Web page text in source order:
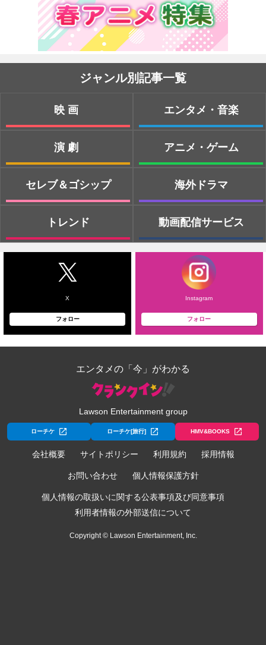
ジャンル別記事一覧
映画
演劇
セレブ＆ゴシップ
トレンド
エンタメ・音楽
アニメ・ゲーム
海外ドラマ
動画配信サービス
X
フォロー
Instagram
フォロー
エンタメの「今」がわかる
Lawson Entertainment group
ローチケ ローチケ[旅行] HMV&BOOKS
会社概要 サイトポリシー 利用規約 採用情報
お問い合わせ 個人情報保護方針
個人情報の取扱いに関する公表事項及び同意事項
利用者情報の外部送信について
Copyright © Lawson Entertainment, Inc.